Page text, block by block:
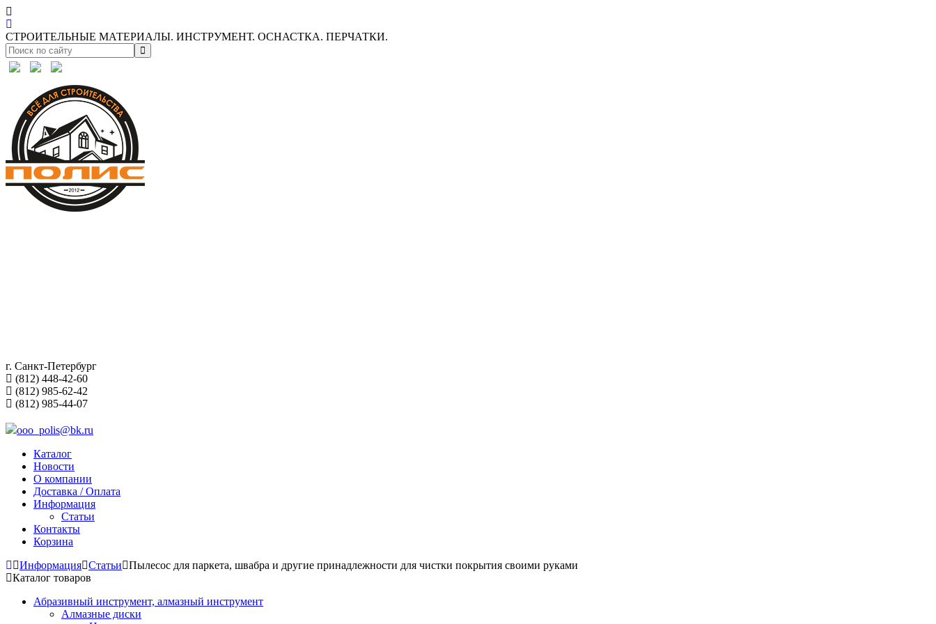
СТРОИТЕЛЬНЫЕ МАТЕРИАЛЫ. ИНСТРУМЕНТ. ОСНАСТКА. ПЕРЧАТКИ.
г. Санкт-Петербург
(812) 448-42-60
(812) 985-62-42
(812) 985-44-07
ooo_polis@bk.ru
Каталог
Новости
О компании
Доставка / Оплата
Информация
Статьи
Контакты
Корзина
Информация Статьи
Пылесос для паркета, швабра и другие принадлежности для чистки покрытия своими руками
Каталог товаров
Абразивный инструмент, алмазный инструмент
Алмазные диски